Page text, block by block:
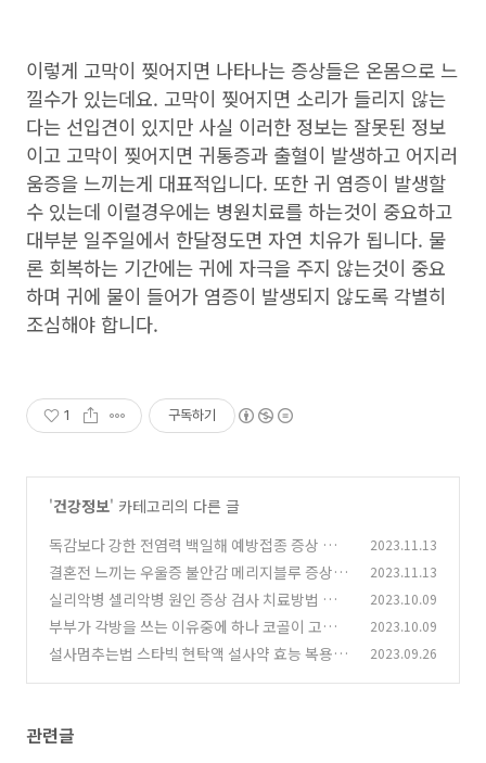
이렇게 고막이 찢어지면 나타나는 증상들은 온몸으로 느
낄수가 있는데요. 고막이 찢어지면 소리가 들리지 않는
다는 선입견이 있지만 사실 이러한 정보는 잘못된 정보
이고 고막이 찢어지면 귀통증과 출혈이 발생하고 어지러
움증을 느끼는게 대표적입니다. 또한 귀 염증이 발생할
수 있는데 이럴경우에는 병원치료를 하는것이 중요하고
대부분 일주일에서 한달정도면 자연 치유가 됩니다. 물
론 회복하는 기간에는 귀에 자극을 주지 않는것이 중요
하며 귀에 물이 들어가 염증이 발생되지 않도록 각별히
조심해야 합니다.
1 구독하기
'건강정보' 카테고리의 다른 글
독감보다 강한 전염력 백일해 예방접종 증상 원인
치료방법 (0)
2023.11.13
결혼전 느끼는 우울증 불안감 메리지블루 증상 극
복방법
(0)
2023.11.13
실리악병 셀리악병 원인 증상 검사 치료방법 알아
보기
(0)
2023.10.09
부부가 각방을 쓰는 이유중에 하나 코골이 고치는
법 원인 파악하기
(0)
2023.10.09
설사멈추는법 스타빅 현탁액 설사약 효능 복용법
2023.09.26
관련글